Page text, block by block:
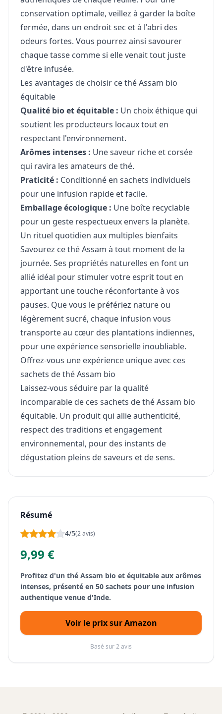
conservation optimale, veillez à garder la boîte
fermée, dans un endroit sec et à l'abri des
odeurs fortes. Vous pourrez ainsi savourer
chaque tasse comme si elle venait tout juste
d'être infusée.
Les avantages de choisir ce thé Assam bio
équitable
Qualité bio et équitable : Un choix éthique qui
soutient les producteurs locaux tout en
respectant l'environnement.
Arômes intenses : Une saveur riche et corsée
qui ravira les amateurs de thé.
Praticité : Conditionné en sachets individuels
pour une infusion rapide et facile.
Emballage écologique : Une boîte recyclable
pour un geste respectueux envers la planète.
Un rituel quotidien aux multiples bienfaits
Savourez ce thé Assam à tout moment de la
journée. Ses propriétés naturelles en font un
allié idéal pour stimuler votre esprit tout en
apportant une touche réconfortante à vos
pauses. Que vous le préfériez nature ou
légèrement sucré, chaque infusion vous
transporte au cœur des plantations indiennes,
pour une expérience sensorielle inoubliable.
Offrez-vous une expérience unique avec ces
sachets de thé Assam bio
Laissez-vous séduire par la qualité
incomparable de ces sachets de thé Assam bio
équitable. Un produit qui allie authenticité,
respect des traditions et engagement
environnemental, pour des instants de
dégustation pleins de saveurs et de sens.
Résumé
4/5(2 avis)
9,99 €
Profitez d'un thé Assam bio et équitable aux arômes
intenses, présenté en 50 sachets pour une infusion
authentique venue d'Inde.
Voir le prix sur Amazon
Basé sur 2 avis